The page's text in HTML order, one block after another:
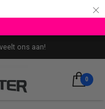
×
ons aan!
0